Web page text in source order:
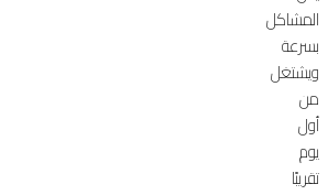
المشاكل
بسرعة
ويشتغل
من
أول
يوم
تقريبًا